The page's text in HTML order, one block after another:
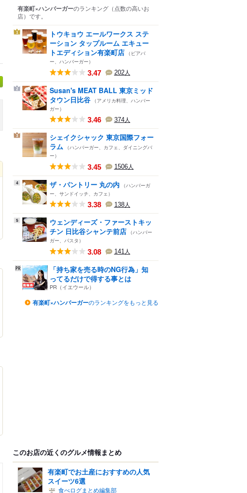
有楽町×ハンバーガーのランキング （点数の高いお
店） です。
1
トウキョウ エールワークス ステ
ーション タップルーム エキュー
トエディション有楽町店 （ビアバ
ー、ハンバーガー）
3.47 202人
2
Susan's MEAT BALL 東京ミッド
タウン日比谷 （アメリカ料理、ハンバー
ガー）
3.46 374人
3
シェイクシャック 東京国際フォー
ラム （ハンバーガー、カフェ、ダイニングバ
ー）
3.45 1506人
4 ザ・パントリー 丸の内 （ハンバーガ
ー、サンドイッチ、カフェ）
3.38 138人
5
ウェンディーズ・ファーストキッ
チン 日比谷シャンテ前店 （ハンバー
ガー、パスタ）
3.08 141人
「持ち家を売る時のNG行為」知
ってるだけで得する事とは
PR（イエウール）
有楽町×ハンバーガーのランキングをもっと見る
このお店の近くのグルメ情報まとめ
有楽町でお土産におすすめの人気
スイーツ6選
食べログまとめ編集部